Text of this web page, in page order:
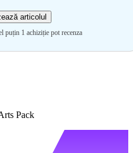
articolul
puțin 1 achiziție pot recenza
Pack